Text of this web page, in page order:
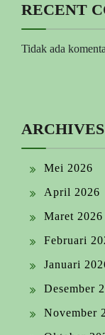
RECENT
Tidak ada
ARCHIVES
Mei 2026
April 2026
Maret 2026
Februari
Januari
Desember
November